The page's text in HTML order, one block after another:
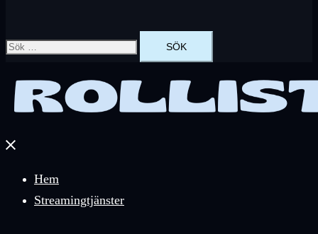
Sök
efter:
Stäng
Hem
Streamingtjänster